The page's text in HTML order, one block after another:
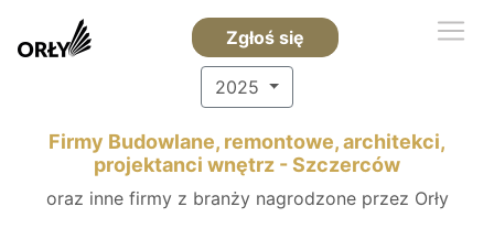
Zgłoś się
2025
Firmy Budowlane, remontowe, architekci,
projektanci wnętrz - Szczerców
oraz inne firmy z branży nagrodzone przez Orły